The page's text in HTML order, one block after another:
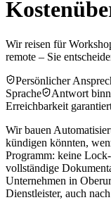
Wir reisen für
remote – Sie
Persönlicher
Sprache
Antwort
Erreichbarkeit
Wir bauen
kündigen könnten,
Programm: keine
vollständige
Unternehmen in
Dienstleister, auch